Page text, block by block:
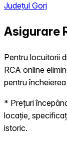
Județul Gorj
Asigurare
Pentru locuitorii
RCA online
pentru
* Prețuri
locație,
istoric.